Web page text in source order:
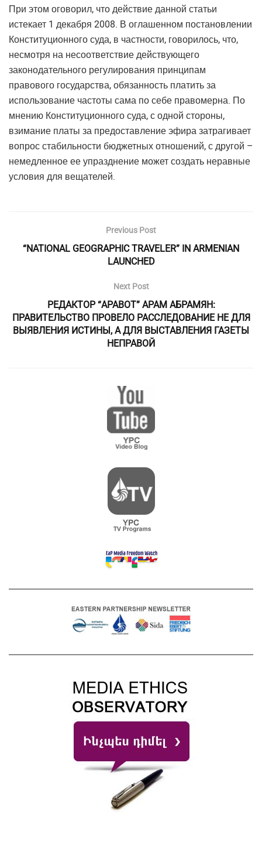
При этом оговорил, что действие данной статьи
истекает 1 декабря 2008. В оглашенном постановлении
Конституционного суда, в частности, говорилось, что,
несмотря на несоответствие действующего
законодательного регулирования принципам
правового государства, обязанность платить за
использование частоты сама по себе правомерна. По
мнению Конституционного суда, с одной стороны,
взимание платы за предоставление эфира затрагивает
вопрос стабильности бюджетных отношений, с другой –
немедленное ее упразднение может создать неравные
условия для вещателей.
Previous Post
“NATIONAL GEOGRAPHIC TRAVELER” IN ARMENIAN
LAUNCHED
Next Post
РЕДАКТОР “АРАВОТ” АРАМ АБРАМЯН:
ПРАВИТЕЛЬСТВО ПРОВЕЛО РАССЛЕДОВАНИЕ НЕ ДЛЯ
ВЫЯВЛЕНИЯ ИСТИНЫ, А ДЛЯ ВЫСТАВЛЕНИЯ ГАЗЕТЫ
НЕПРАВОЙ